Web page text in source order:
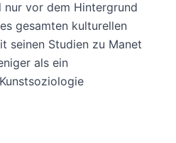
nur vor dem Hintergrund
gesamten kulturellen
seinen Studien zu Manet
als ein